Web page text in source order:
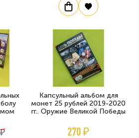
Капсульный альбом для
монет 25 рублей 2019-2020
гг.. Оружие Великой Победы
270 ₽